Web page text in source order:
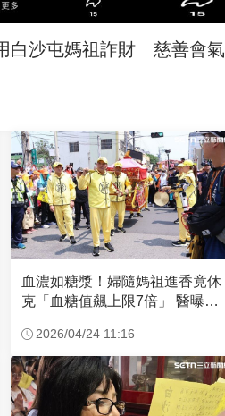
白沙屯媽祖詐財 慈善會氣
血濃如糖漿！婦隨媽祖進香竟休
克「血糖值飆上限7倍」 醫曝原
2026/04/24 11:16